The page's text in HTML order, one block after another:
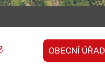
OBECNÍ ÚŘAD